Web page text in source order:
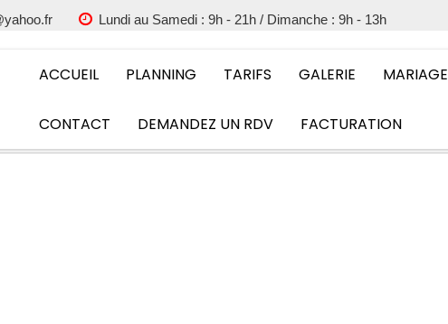
Lundi au Samedi : 9h - 21h / Dimanche : 9h - 13h
ACCUEIL PLANNING TARIFS GALERIE MARIAGE
CONTACT DEMANDEZ UN RDV FACTURATION